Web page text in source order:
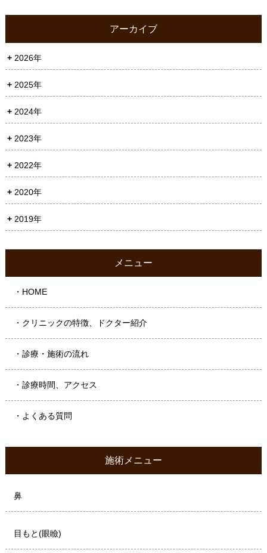
アーカイブ
2026年
2025年
2024年
2023年
2022年
2020年
2019年
メニュー
・HOME
・クリニックの特徴、ドクター紹介
・診療・施術の流れ
・診療時間、アクセス
・よくある質問
施術メニュー
鼻
目もと(眼瞼)